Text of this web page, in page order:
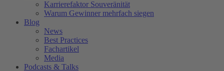
Karrierefaktor Souveränität
Warum Gewinner mehrfach siegen
Blog
News
Best Practices
Fachartikel
Media
Podcasts & Talks